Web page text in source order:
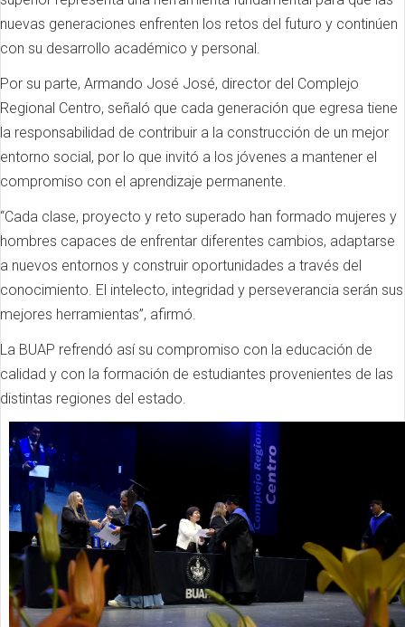
nuevas generaciones enfrenten los retos del futuro y continúen
con su desarrollo académico y personal.
Por su parte, Armando José José, director del Complejo
Regional Centro, señaló que cada generación que egresa tiene
la responsabilidad de contribuir a la construcción de un mejor
entorno social, por lo que invitó a los jóvenes a mantener el
compromiso con el aprendizaje permanente.
“Cada clase, proyecto y reto superado han formado mujeres y
hombres capaces de enfrentar diferentes cambios, adaptarse
a nuevos entornos y construir oportunidades a través del
conocimiento. El intelecto, integridad y perseverancia serán sus
mejores herramientas”, afirmó.
La BUAP refrendó así su compromiso con la educación de
calidad y con la formación de estudiantes provenientes de las
distintas regiones del estado.